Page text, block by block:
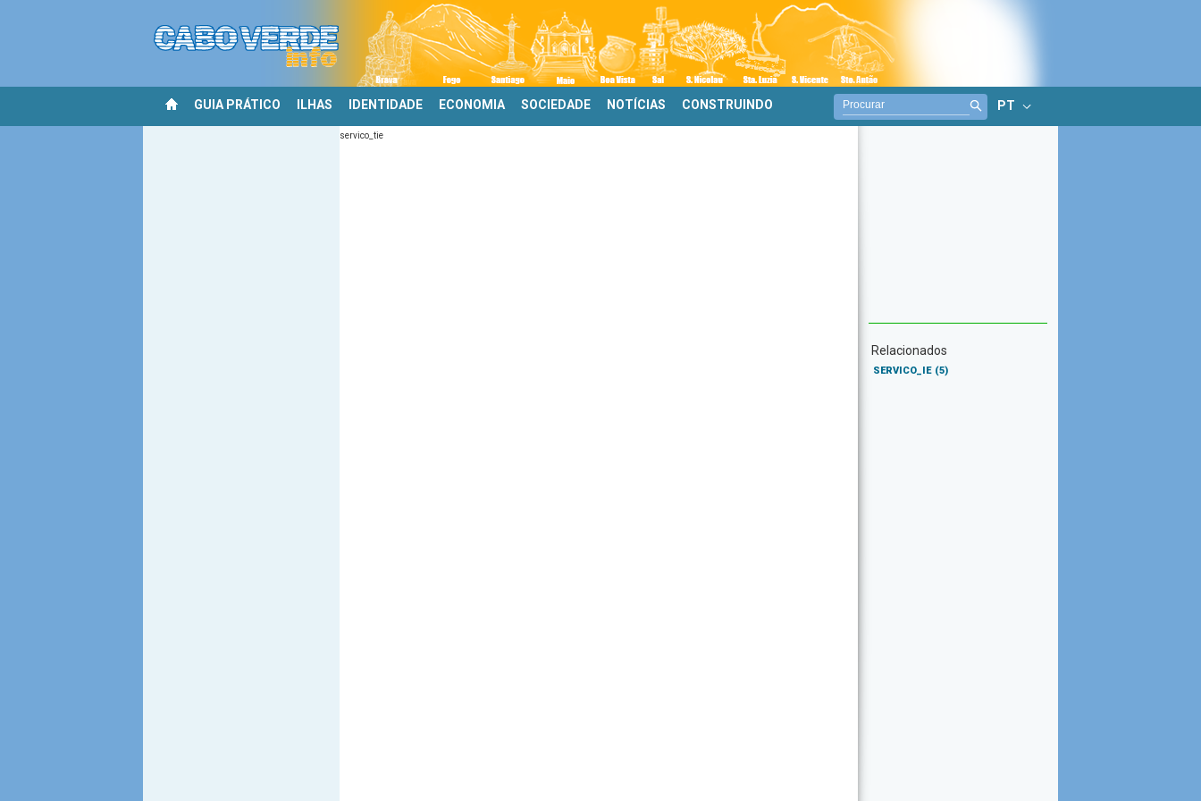
GUIA PRÁTICO ILHAS IDENTIDADE ECONOMIA SOCIEDADE NOTÍCIAS CONSTRUINDO PT
servico_tie
Relacionados
SERVICO_IE (5)